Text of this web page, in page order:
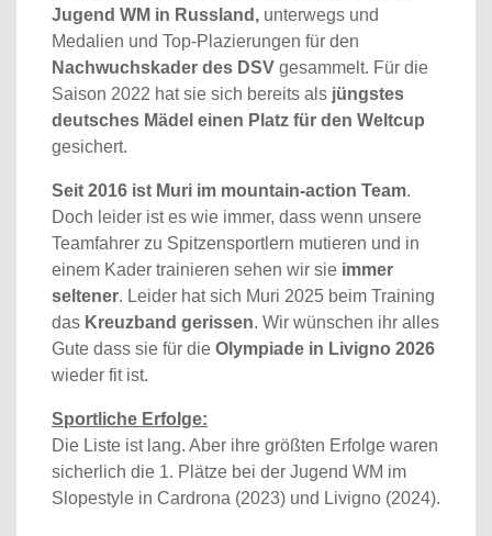
Jugend WM in Russland, unterwegs und
Medalien und Top-Plazierungen für den
Nachwuchskader des DSV gesammelt. Für die
Saison 2022 hat sie sich bereits als jüngstes
deutsches Mädel einen Platz für den Weltcup
gesichert.
Seit 2016 ist Muri im mountain-action Team.
Doch leider ist es wie immer, dass wenn unsere
Teamfahrer zu Spitzensportlern mutieren und in
einem Kader trainieren sehen wir sie immer
seltener. Leider hat sich Muri 2025 beim Training
das Kreuzband gerissen. Wir wünschen ihr alles
Gute dass sie für die Olympiade in Livigno 2026
wieder fit ist.
Sportliche Erfolge:
Die Liste ist lang. Aber ihre größten Erfolge waren
sicherlich die 1. Plätze bei der Jugend WM im
Slopestyle in Cardrona (2023) und Livigno (2024).